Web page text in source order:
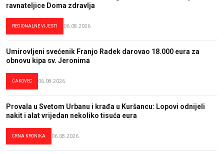
ravnateljice Doma zdravlja
REGIONALNE VIJESTI 06.08.2026.
Umirovljeni svećenik Franjo Radek darovao 18.000 eura za
obnovu kipa sv. Jeronima
ČAKOVEC 06.08.2026.
Provala u Svetom Urbanu i krađa u Kuršancu: Lopovi odnijeli
nakit i alat vrijedan nekoliko tisuća eura
CRNA KRONIKA 06.08.2026.